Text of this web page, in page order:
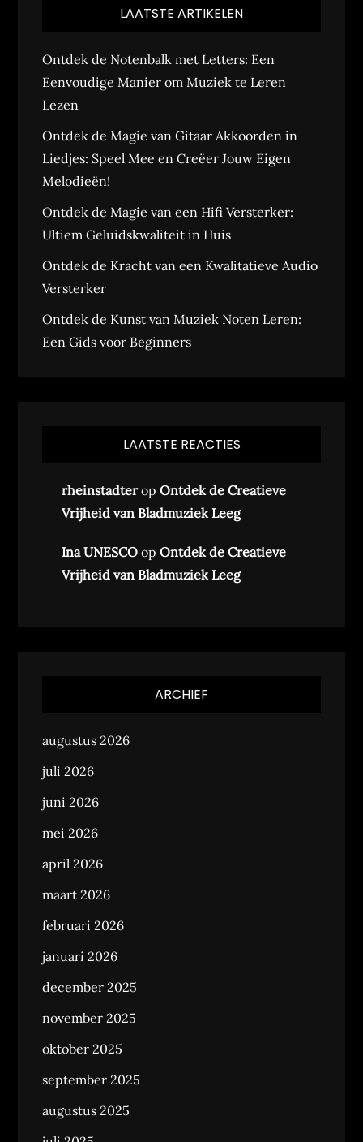
LAATSTE ARTIKELEN
Ontdek de Notenbalk met Letters: Een
Eenvoudige Manier om Muziek te Leren
Lezen
Ontdek de Magie van Gitaar Akkoorden in
Liedjes: Speel Mee en Creëer Jouw Eigen
Melodieën!
Ontdek de Magie van een Hifi Versterker:
Ultiem Geluidskwaliteit in Huis
Ontdek de Kracht van een Kwalitatieve Audio
Versterker
Ontdek de Kunst van Muziek Noten Leren:
Een Gids voor Beginners
LAATSTE REACTIES
rheinstadteropOntdek de Creatieve
Vrijheid van Bladmuziek Leeg
Ina UNESCO opOntdek de Creatieve
Vrijheid van Bladmuziek Leeg
ARCHIEF
augustus 2026
juli 2026
juni 2026
mei 2026
april 2026
maart 2026
februari 2026
januari 2026
december 2025
november 2025
oktober 2025
september 2025
augustus 2025